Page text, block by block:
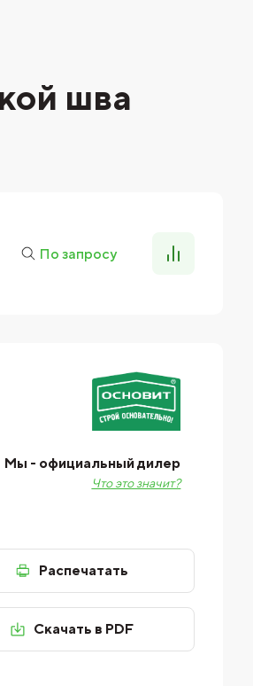
шва
По запросу
Мы - официальный дилер
Что это значит?
Распечатать
Скачать в PDF